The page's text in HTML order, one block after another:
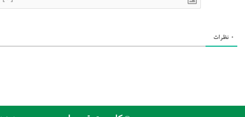
0 نظرات